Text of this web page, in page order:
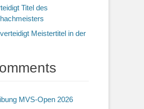
Titel des
Meistertitel in der
MVS-Open 2026